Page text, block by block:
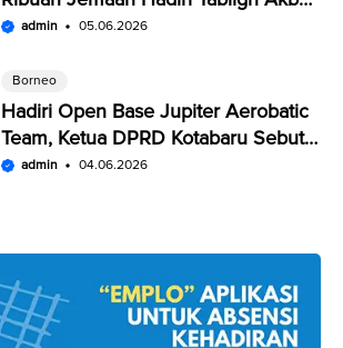
HUT Kabupaten Kotabaru
admin 05.06.2026
Borneo
Hadiri Open Base Jupiter Aerobatic
Team, Ketua DPRD Kotabaru Sebut
Penampilan JAT Luar Biasa
admin 04.06.2026